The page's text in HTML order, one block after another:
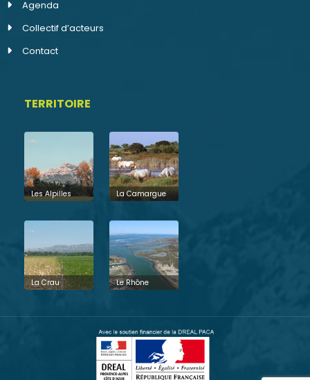
Agenda
Collectif d’acteurs
Contact
TERRITOIRE
Les Alpilles La Camargue
La Crau Le Rhône